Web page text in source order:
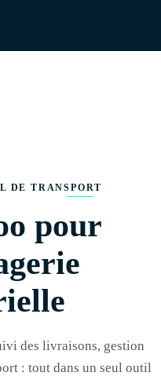
DE TRANSPORT
pour
des livraisons, gestion
: tout dans un seul outil